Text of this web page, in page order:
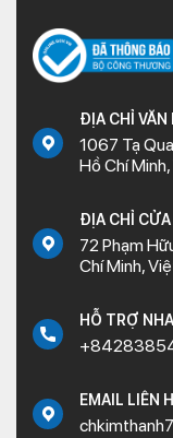
ĐỊA CHỈ VĂN
1067 Tạ
Hồ Chí
ĐỊA CHỈ CỬA
72 Phạm
Chí Minh,
HỖ TRỢ
EMAIL LIÊN